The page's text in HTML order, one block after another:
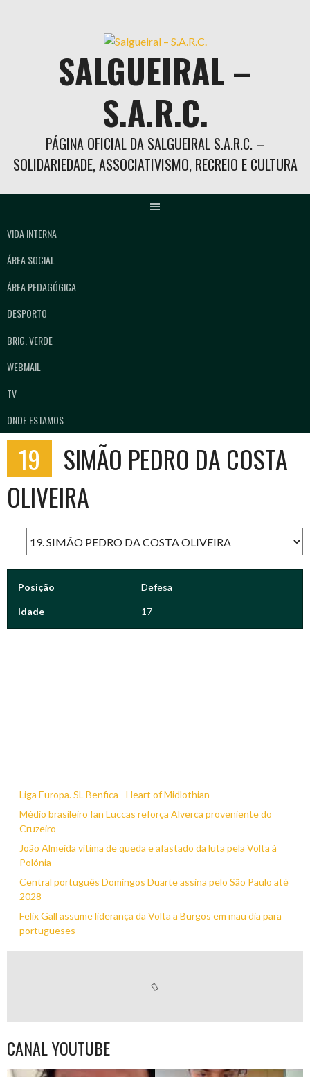
SALGUEIRAL –
S.A.R.C.
PÁGINA OFICIAL DA SALGUEIRAL S.A.R.C. –
SOLIDARIEDADE, ASSOCIATIVISMO, RECREIO E CULTURA
VIDA INTERNA
ÁREA SOCIAL
ÁREA PEDAGÓGICA
DESPORTO
BRIG. VERDE
WEBMAIL
TV
ONDE ESTAMOS
19
SIMÃO PEDRO DA COSTA
OLIVEIRA
Posição Defesa
Idade 17
Liga Europa. SL Benfica - Heart of Midlothian
Médio brasileiro Ian Luccas reforça Alverca proveniente do
Cruzeiro
João Almeida vítima de queda e afastado da luta pela Volta à
Polónia
Central português Domingos Duarte assina pelo São Paulo até
2028
Felix Gall assume liderança da Volta a Burgos em mau dia para
portugueses
CANAL YOUTUBE